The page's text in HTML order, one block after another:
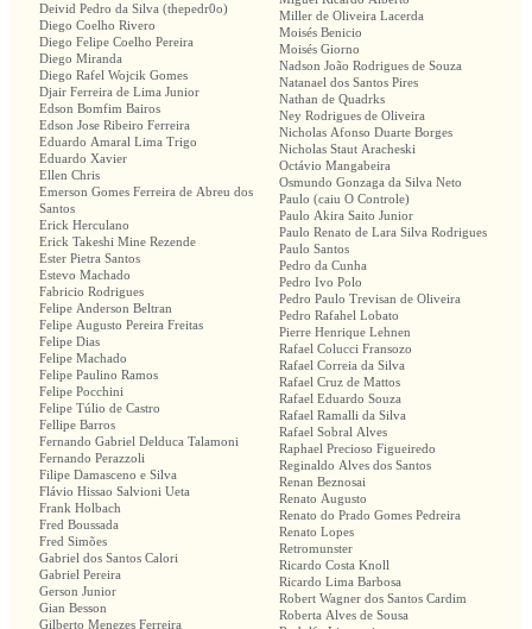
Deivid Pedro da Silva (thepedr0o)
Diego Coelho Rivero
Diego Felipe Coelho Pereira
Diego Miranda
Diego Rafel Wojcik Gomes
Djair Ferreira de Lima Junior
Edson Bomfim Bairos
Edson Jose Ribeiro Ferreira
Eduardo Amaral Lima Trigo
Eduardo Xavier
Ellen Chris
Emerson Gomes Ferreira de Abreu dos
Santos
Erick Herculano
Erick Takeshi Mine Rezende
Ester Pietra Santos
Estevo Machado
Fabricio Rodrigues
Felipe Anderson Beltran
Felipe Augusto Pereira Freitas
Felipe Dias
Felipe Machado
Felipe Paulino Ramos
Felipe Pocchini
Felipe Túlio de Castro
Fellipe Barros
Fernando Gabriel Delduca Talamoni
Fernando Perazzoli
Filipe Damasceno e Silva
Flávio Hissao Salvioni Ueta
Frank Holbach
Fred Boussada
Fred Simões
Gabriel dos Santos Calori
Gabriel Pereira
Gerson Junior
Gian Besson
Gilberto Menezes Ferreira
Miller de Oliveira Lacerda
Moisés Benicio
Moisés Giorno
Nadson João Rodrigues de Souza
Natanael dos Santos Pires
Nathan de Quadrks
Ney Rodrigues de Oliveira
Nicholas Afonso Duarte Borges
Nicholas Staut Aracheski
Octávio Mangabeira
Osmundo Gonzaga da Silva Neto
Paulo (caiu O Controle)
Paulo Akira Saito Junior
Paulo Renato de Lara Silva Rodrigues
Paulo Santos
Pedro da Cunha
Pedro Ivo Polo
Pedro Paulo Trevisan de Oliveira
Pedro Rafahel Lobato
Pierre Henrique Lehnen
Rafael Colucci Fransozo
Rafael Correia da Silva
Rafael Cruz de Mattos
Rafael Eduardo Souza
Rafael Ramalli da Silva
Rafael Sobral Alves
Raphael Precioso Figueiredo
Reginaldo Alves dos Santos
Renan Beznosai
Renato Augusto
Renato do Prado Gomes Pedreira
Renato Lopes
Retromunster
Ricardo Costa Knoll
Ricardo Lima Barbosa
Robert Wagner dos Santos Cardim
Roberta Alves de Sousa